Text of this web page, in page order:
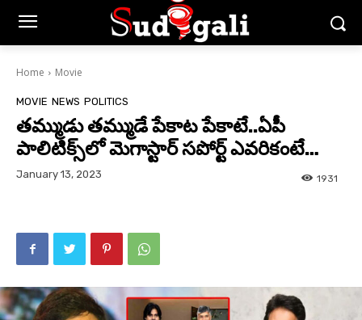
Home Movie
MOVIE NEWS POLITICS
తమ్ముడు తమ్ముడే పేకాట పేకాటే..ఏపీ
పాలిటిక్స్‌లో మెగాస్టార్ సపోర్ట్ ఎవరికంటే…
January 13, 2023 1931